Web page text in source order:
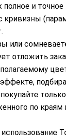
и
или
отложить
по краям